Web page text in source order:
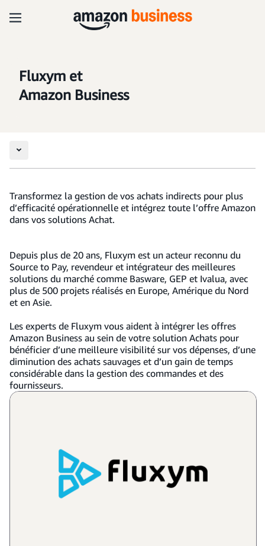
Fluxym et
Amazon Business
Transformez la gestion de vos achats indirects pour plus
d’efficacité opérationnelle et intégrez toute l’offre Amazon
dans vos solutions Achat.
Depuis plus de 20 ans, Fluxym est un acteur reconnu du
Source to Pay, revendeur et intégrateur des meilleures
solutions du marché comme Basware, GEP et Ivalua, avec
plus de 500 projets réalisés en Europe, Amérique du Nord
et en Asie.
Les experts de Fluxym vous aident à intégrer les offres
Amazon Business au sein de votre solution Achats pour
bénéficier d’une meilleure visibilité sur vos dépenses, d’une
diminution des achats sauvages et d’un gain de temps
considérable dans la gestion des commandes et des
fournisseurs.